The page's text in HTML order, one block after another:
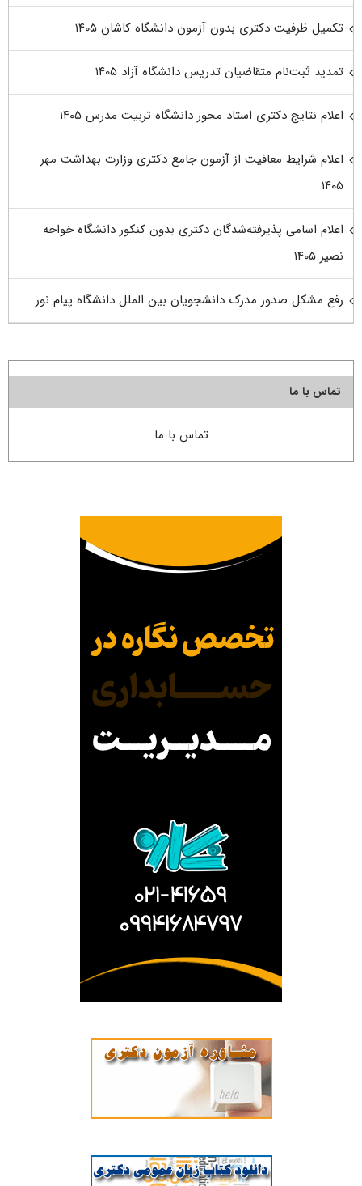
تکمیل ظرفیت دکتری بدون آزمون دانشگاه کاشان ۱۴۰۵
تمدید ثبت‌نام متقاضیان تدریس دانشگاه آزاد ۱۴۰۵
اعلام نتایج دکتری استاد محور دانشگاه تربیت مدرس ۱۴۰۵
اعلام شرایط معافیت از آزمون جامع دکتری وزارت بهداشت مهر
۱۴۰۵
اعلام اسامی پذیرفته‌شدگان دکتری بدون کنکور دانشگاه خواجه
نصیر ۱۴۰۵
رفع مشکل صدور مدرک دانشجویان بین الملل دانشگاه پیام نور
تماس با ما
تماس با ما